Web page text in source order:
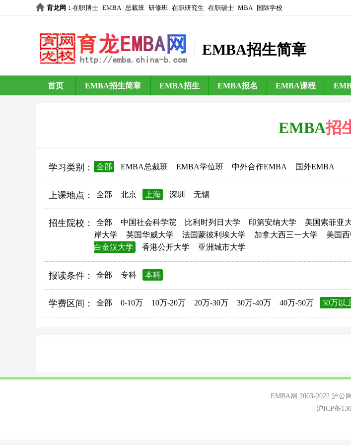
育龙网 ： 在职博士 EMBA 总裁班 研修班 在职研究生 在职硕士 MBA 国际学校
EMBA招生简章
首页 EMBA招生简章 EMBA招生 EMBA报名 EMBA课程
EMBA招
学习类别： 全部 EMBA总裁班 EMBA学位班 中外合作EMBA 国外EMBA
上课地点： 全部 北京 上海 深圳 无锡
招生院校： 全部 中国社会科学院 比利时列日大学 印第安纳大学 美国索菲亚
岸大学
英国华威大学 法国蒙彼利埃大学 加拿大西三一大学 美国
白金汉大学
香港公开大学 亚洲城市大学
报读条件： 全部 专科 本科
学费区间： 全部 0-10万 10万-20万 20万-30万 30万-40万 40万-50万 50万以
EMBA网 2003-2022 沪公
沪ICP备